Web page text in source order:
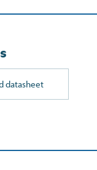
datasheetPDF
(opent